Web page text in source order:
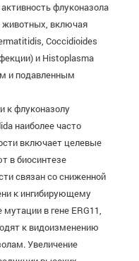
флуконазола
животных, включая
Coccidioides
и Histoplasma
и подавленным
к флуконазолу
наиболее часто
включает целевые
в биосинтезе
связан со сниженной
к ингибирующему
в гене ERG11,
к видоизменению
Увеличение